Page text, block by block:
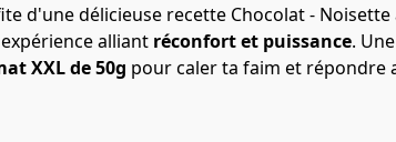
d'une délicieuse recette Chocolat - Noisette
alliant réconfort et puissance.
XXL de 50g pour caler ta faim et répondre